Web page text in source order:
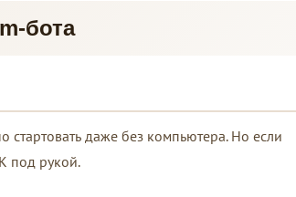
бота
даже без компьютера. Но если
под рукой.